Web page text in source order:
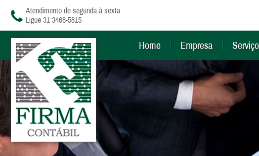
Atendimento de segunda à sexta
Ligue 31 3468-5815
Home Empresa